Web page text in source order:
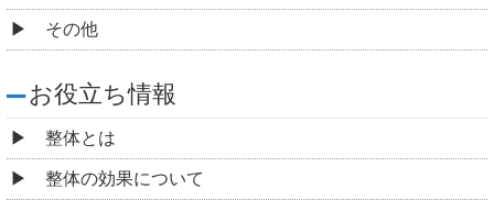
その他
お役立ち情報
整体とは
整体の効果について